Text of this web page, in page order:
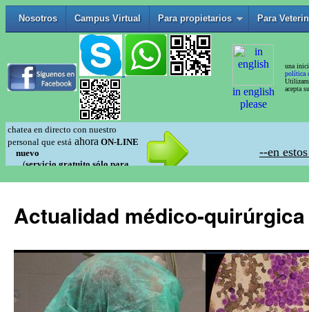
Actualidad médico-